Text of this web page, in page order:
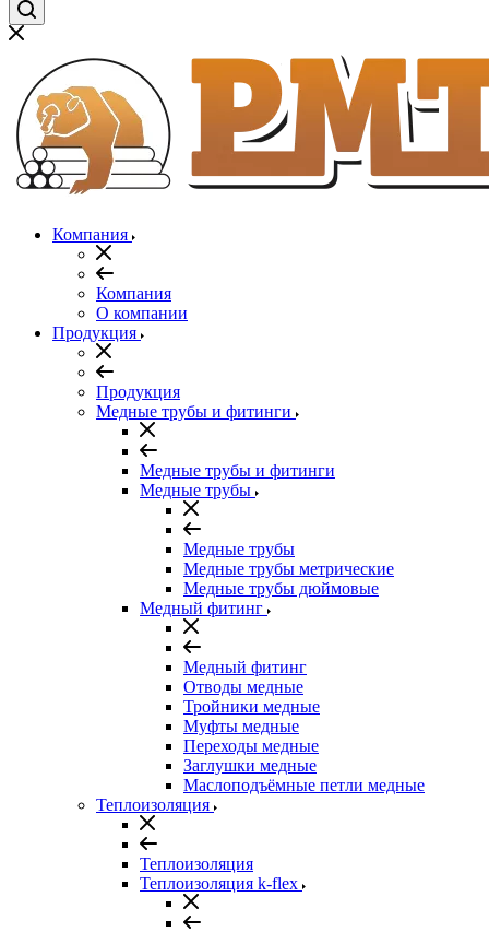
Компания
Компания
О компании
Продукция
Продукция
Медные трубы и фитинги
Медные трубы и фитинги
Медные трубы
Медные трубы
Медные трубы метрические
Медные трубы дюймовые
Медный фитинг
Медный фитинг
Отводы медные
Тройники медные
Муфты медные
Переходы медные
Заглушки медные
Маслоподъёмные петли медные
Теплоизоляция
Теплоизоляция
Теплоизоляция k-flex